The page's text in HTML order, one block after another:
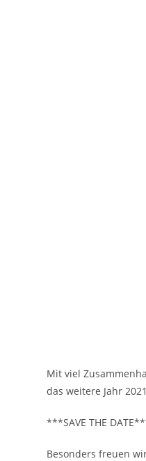
Mit viel
das weitere Jahr
***SAVE THE
Besonders freuen